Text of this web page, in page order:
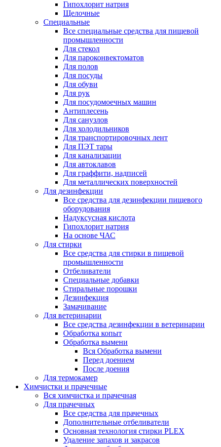
Гипохлорит натрия
Щелочные
Специальные
Все специальные средства для пищевой
промышленности
Для стекол
Для пароконвектоматов
Для полов
Для посуды
Для обуви
Для рук
Для посудомоечных машин
Антиплесень
Для санузлов
Для холодильников
Для транспортировочных лент
Для ПЭТ тары
Для канализации
Для автоклавов
Для граффити, надписей
Для металлических поверхностей
Для дезинфекции
Все средства для дезинфекции пищевого
оборудования
Надуксусная кислота
Гипохлорит натрия
На основе ЧАС
Для стирки
Все средства для стирки в пищевой
промышленности
Отбеливатели
Специальные добавки
Стиральные порошки
Дезинфекция
Замачивание
Для ветеринарии
Все средства дезинфекции в ветеринарии
Обработка копыт
Обработка вымени
Вся Обработка вымени
Перед доением
После доения
Для термокамер
Химчистки и прачечные
Вся химчистка и прачечная
Для прачечных
Все средства для прачечных
Дополнительные отбеливатели
Основная технология стирки PLEX
Удаление запахов и закрасов